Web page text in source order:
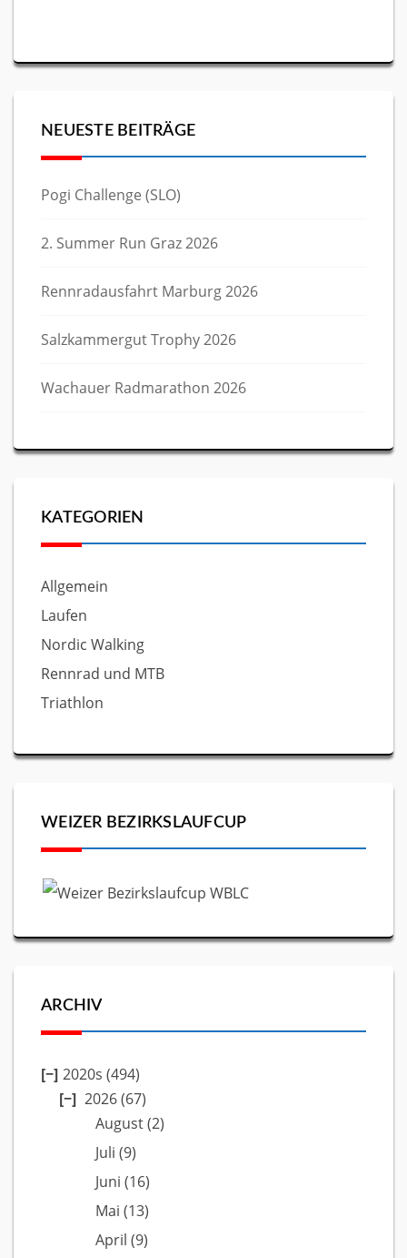
NEUESTE BEITRÄGE
Pogi Challenge (SLO)
2. Summer Run Graz 2026
Rennradausfahrt Marburg 2026
Salzkammergut Trophy 2026
Wachauer Radmarathon 2026
KATEGORIEN
Allgemein
Laufen
Nordic Walking
Rennrad und MTB
Triathlon
WEIZER BEZIRKSLAUFCUP
ARCHIV
2020s (494)
2026(67)
August(2)
Juli (9)
Juni (16)
Mai (13)
April (9)